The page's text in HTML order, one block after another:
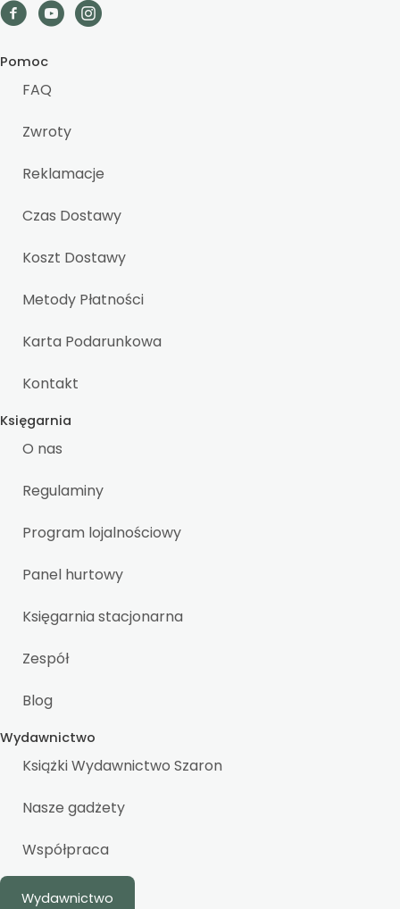
Pomoc
FAQ
Zwroty
Reklamacje
Czas Dostawy
Koszt Dostawy
Metody Płatności
Karta Podarunkowa
Kontakt
Księgarnia
O nas
Regulaminy
Program lojalnościowy
Panel hurtowy
Księgarnia stacjonarna
Zespół
Blog
Wydawnictwo
Książki Wydawnictwo Szaron
Nasze gadżety
Współpraca
Wydawnictwo